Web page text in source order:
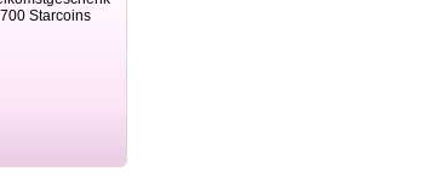
Starcoins